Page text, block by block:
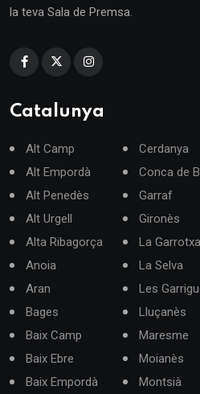
la teva Sala de Premsa.
Catalunya
Alt Camp
Alt Empordà
Alt Penedès
Alt Urgell
Alta Ribagorça
Anoia
Aran
Bages
Baix Camp
Baix Ebre
Baix Empordà
Cerdanya
Conca de
Garraf
Gironès
La Garrotxa
La Selva
Les
Lluçanès
Maresme
Moianès
Montsià